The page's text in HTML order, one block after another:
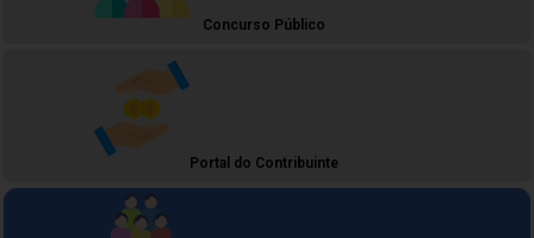
Concurso Público
Portal do Contribuinte